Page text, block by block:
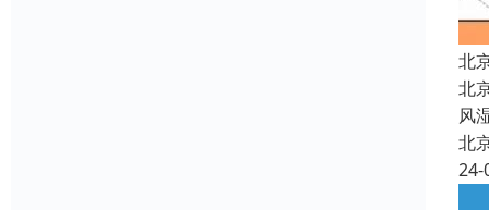
北
北
风
北
24-